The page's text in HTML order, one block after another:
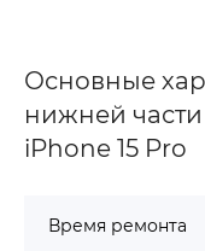
Основные
нижней
iPhone 15 Pro
Время ремонта